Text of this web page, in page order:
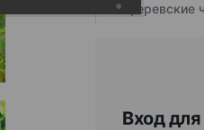
Юферевские
Вход